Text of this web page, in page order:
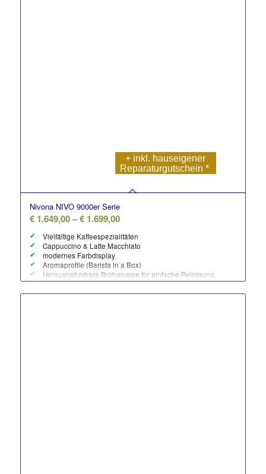
+ inkl. hauseigener
Reparaturgutschein *
Nivona NIVO 9000er Serie
€1.649,00–€1.699,00Preisspanne:
€ 1.649,00
bis
€ 1.699,00
Vielfältige Kaffeespezialitäten
Cappuccino & Latte Macchiato
modernes Farbdisplay
Aromaprofile (Barista in a Box)
Herausnehmbare Brühgruppe für einfache Reinigung
2-Tassen-Funktion für gleichzeitigen Genuss
Edles, minimalistisches Design der NIVO Linie